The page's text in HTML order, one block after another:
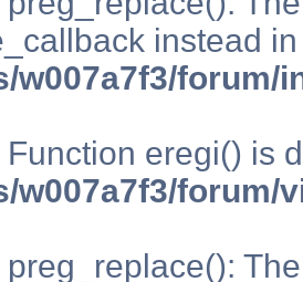
instead in
w007a7f3/forum/
Function eregi() is
w007a7f3/forum/
preg_replace():